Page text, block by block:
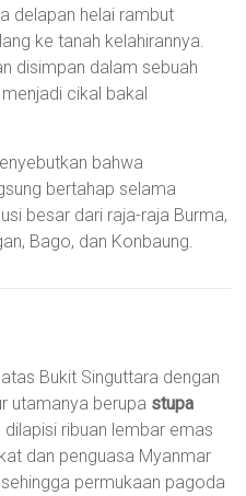
delapan helai rambut
ke tanah kelahirannya.
disimpan dalam sebuah
cikal bakal
bahwa
bertahap selama
besar dari raja-raja Burma,
Bago, dan Konbaung.
Bukit Singuttara dengan
utamanya berupa stupa
dilapisi ribuan lembar emas
dan penguasa Myanmar
permukaan pagoda